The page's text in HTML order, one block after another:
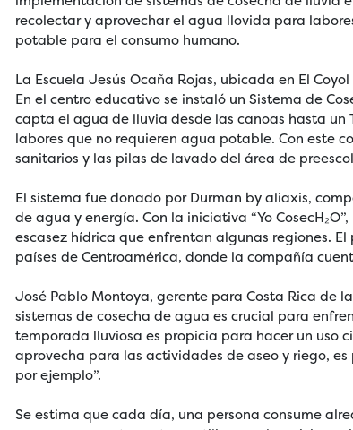
recolectar y aprovechar el agua llovida para
potable para el consumo humano.
La Escuela Jesús Ocaña Rojas, ubicada en El
En el centro educativo se instaló un Sistema de
capta el agua de lluvia desde las canoas hasta
labores que no requieren agua potable. Con este
sanitarios y las pilas de lavado del área de
El sistema fue donado por Durman by aliaxis,
de agua y energía. Con la iniciativa “Yo
escasez hídrica que enfrentan algunas regiones.
países de Centroamérica, donde la compañía
José Pablo Montoya, gerente para Costa Rica de
sistemas de cosecha de agua es crucial para
temporada lluviosa es propicia para hacer un uso
aprovecha para las actividades de aseo y riego,
por ejemplo”.
Se estima que cada día, una persona consume